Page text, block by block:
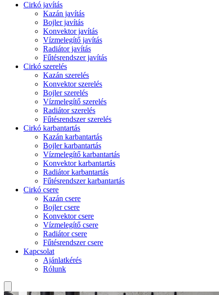
Cirkó javítás
Kazán javítás
Bojler javítás
Konvektor javítás
Vízmelegítő javítás
Radiátor javítás
Fűtésrendszer javítás
Cirkó szerelés
Kazán szerelés
Konvektor szerelés
Bojler szerelés
Vízmelegítő szerelés
Radiátor szerelés
Fűtésrendszer szerelés
Cirkó karbantartás
Kazán karbantartás
Bojler karbantartás
Vízmelegítő karbantartás
Konvektor karbantartás
Radiátor karbantartás
Fűtésrendszer karbantartás
Cirkó csere
Kazán csere
Bojler csere
Konvektor csere
Vízmelegítő csere
Radiátor csere
Fűtésrendszer csere
Kapcsolat
Ajánlatkérés
Rólunk